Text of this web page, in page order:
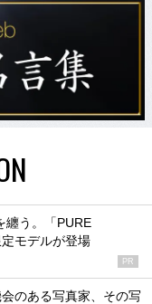
纏う。「PURE
モデルが登場
PR
のある写真家、その写